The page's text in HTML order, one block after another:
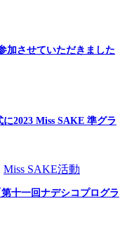
加させていただきました
に2023 Miss SAKE 準グラ
Miss SAKE活動
十一回ナデシコプログラ